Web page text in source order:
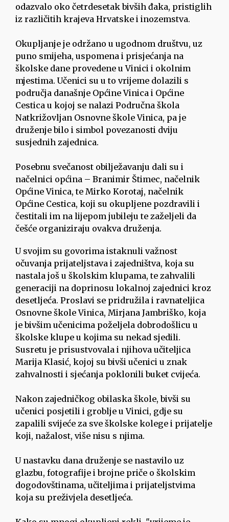
odazvalo oko četrdesetak bivših đaka, pristiglih
iz različitih krajeva Hrvatske i inozemstva.
Okupljanje je održano u ugodnom društvu, uz
puno smijeha, uspomena i prisjećanja na
školske dane provedene u Vinici i okolnim
mjestima. Učenici su u to vrijeme dolazili s
područja današnje Općine Vinica i Općine
Cestica u kojoj se nalazi Područna škola
Natkrižovljan Osnovne škole Vinica, pa je
druženje bilo i simbol povezanosti dviju
susjednih zajednica.
Posebnu svečanost obilježavanju dali su i
načelnici općina – Branimir Štimec, načelnik
Općine Vinica, te Mirko Korotaj, načelnik
Općine Cestica, koji su okupljene pozdravili i
čestitali im na lijepom jubileju te zaželjeli da
češće organiziraju ovakva druženja.
U svojim su govorima istaknuli važnost
očuvanja prijateljstava i zajedništva, koja su
nastala još u školskim klupama, te zahvalili
generaciji na doprinosu lokalnoj zajednici kroz
desetljeća. Proslavi se pridružila i ravnateljica
Osnovne škole Vinica, Mirjana Jambriško, koja
je bivšim učenicima poželjela dobrodošlicu u
školske klupe u kojima su nekad sjedili.
Susretu je prisustvovala i njihova učiteljica
Marija Klasić, kojoj su bivši učenici u znak
zahvalnosti i sjećanja poklonili buket cvijeća.
Nakon zajedničkog obilaska škole, bivši su
učenici posjetili i groblje u Vinici, gdje su
zapalili svijeće za sve školske kolege i prijatelje
koji, nažalost, više nisu s njima.
U nastavku dana druženje se nastavilo uz
glazbu, fotografije i brojne priče o školskim
dogodovštinama, učiteljima i prijateljstvima
koja su preživjela desetljeća.